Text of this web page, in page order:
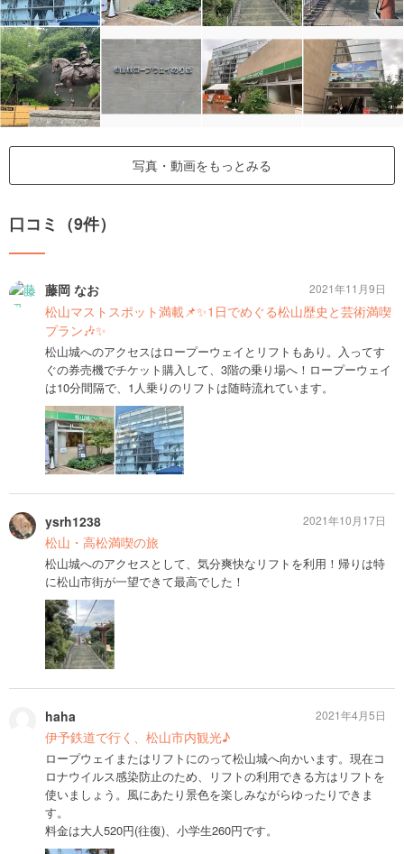
写真・動画をもっとみる
口コミ（9件）
藤岡 なお
松山マストスポット満載📌✨1日でめぐる松山歴史と芸術満喫
プラン🎶✨
松山城へのアクセスはロープーウェイとリフトもあり。入ってす
ぐの券売機でチケット購入して、3階の乗り場へ！ロープーウェイ
は10分間隔で、1人乗りのリフトは随時流れています。
2021年11月9日
ysrh1238
松山・高松満喫の旅
松山城へのアクセスとして、気分爽快なリフトを利用！帰りは特
に松山市街が一望できて最高でした！
2021年10月17日
haha
伊予鉄道で行く、松山市内観光♪
ロープウェイまたはリフトにのって松山城へ向かいます。現在コ
ロナウイルス感染防止のため、リフトの利用できる方はリフトを
使いましょう。風にあたり景色を楽しみながらゆったりできま
す。
料金は大人520円(往復)、小学生260円です。
2021年4月5日